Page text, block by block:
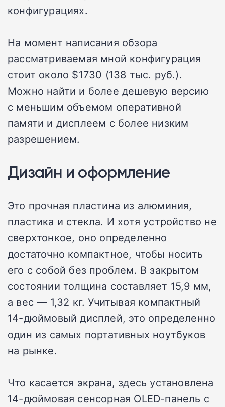
конфигурациях.
На момент написания обзора
рассматриваемая мной конфигурация
стоит около $1730 (138 тыс. руб.).
Можно найти и более дешевую версию
с меньшим объемом оперативной
памяти и дисплеем с более низким
разрешением.
Дизайн и оформление
Это прочная пластина из алюминия,
пластика и стекла. И хотя устройство не
сверхтонкое, оно определенно
достаточно компактное, чтобы носить
его с собой без проблем. В закрытом
состоянии толщина составляет 15,9 мм,
а вес — 1,32 кг. Учитывая компактный
14-дюймовый дисплей, это определенно
один из самых портативных ноутбуков
на рынке.
Что касается экрана, здесь установлена
14-дюймовая сенсорная OLED-панель с